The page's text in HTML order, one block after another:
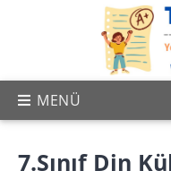
7.Sınıf Din